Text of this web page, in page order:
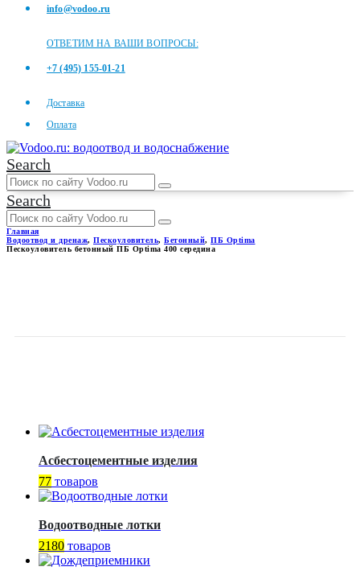
info@vodoo.ru
ОТВЕТИМ НА ВАШИ ВОПРОСЫ:
+7 (495) 155-01-21
Доставка
Оплата
Search
Search
Главная
Водоотвод и дренаж, Пескоуловитель, Бетонный, ПБ Optima
Пескоуловитель бетонный ПБ Optima 400 середина
Асбестоцементные изделия
77 товаров
Водоотводные лотки
2180 товаров